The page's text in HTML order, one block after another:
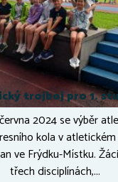
trojboj pro 1.
2024 se výběr
kola v
ve Frýdku-Místku.
třech disciplínách,...